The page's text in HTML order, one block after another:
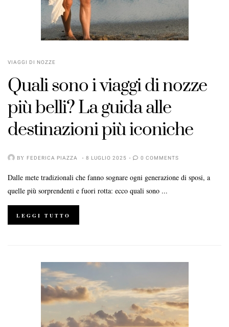
VIAGGI DI NOZZE
Quali sono i viaggi di nozze
più belli? La guida alle
destinazioni più iconiche
BY FEDERICA PIAZZA 8 LUGLIO 2025 0 COMMENTS
Dalle mete tradizionali che fanno sognare ogni generazione di sposi, a
quelle più sorprendenti e fuori rotta: ecco quali sono ...
LEGGI TUTTO